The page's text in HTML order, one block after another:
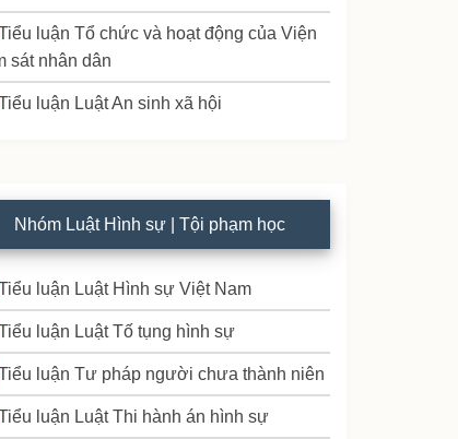
luận Tổ chức và hoạt động của Viện
sát nhân dân
luận Luật An sinh xã hội
Nhóm Luật Hình sự | Tội phạm học
luận Luật Hình sự Việt Nam
luận Luật Tố tụng hình sự
luận Tư pháp người chưa thành niên
luận Luật Thi hành án hình sự